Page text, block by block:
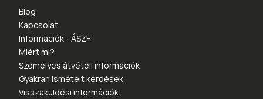
Blog
Kapcsolat
Információk - ÁSZF
Miért mi?
Személyes átvételi információk
Gyakran ismételt kérdések
Visszaküldési információk